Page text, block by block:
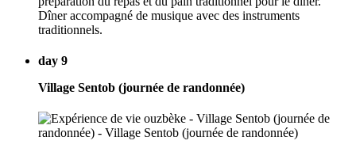
Dîner accompagné de musique avec des instruments
traditionnels.
day 9
Village Sentob (journée de randonnée)